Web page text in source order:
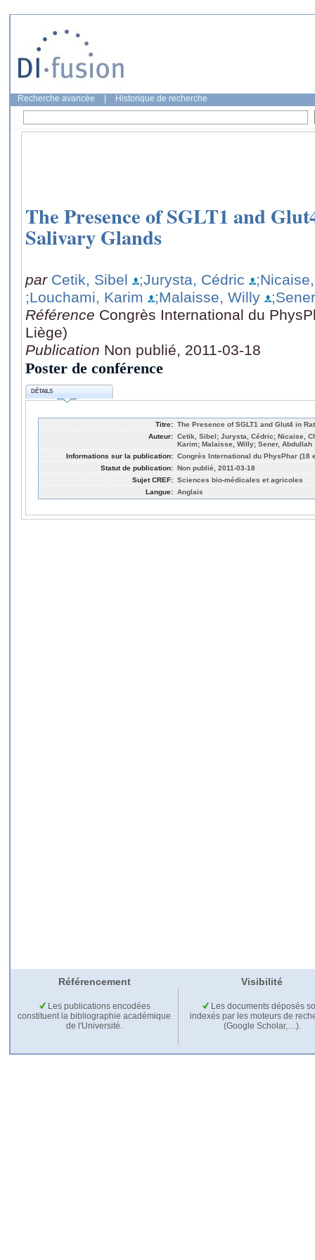
Recherche avancée Historique de recherche
The Presence of SGLT1 and
Salivary Glands
par Cetik, Sibel ;Jurysta, Cédric
;Louchami, Karim
;Malaisse, Willy
Référence Congrès International du
Liège)
Publication Non publié, 2011-03-18
Poster de conférence
DÉTAILS
Titre: The Presence of SGLT1 and Glut4 in
Auteur: Cetik, Sibel; Jurysta, Cédric; Nicaise,
Karim; Malaisse, Willy; Sener, Abdullah
Informations sur la publication: Congrès International du PhysPhar (18
Statut de publication: Non publié, 2011-03-18
Sujet CREF: Sciences bio-médicales et agricoles
Langue: Anglais
Référencement Visibilité
Les publications encodées
constituent la bibliographie académique
de l'Université.
Les documents déposés
indexés par les moteurs de
(Google Scholar,…).